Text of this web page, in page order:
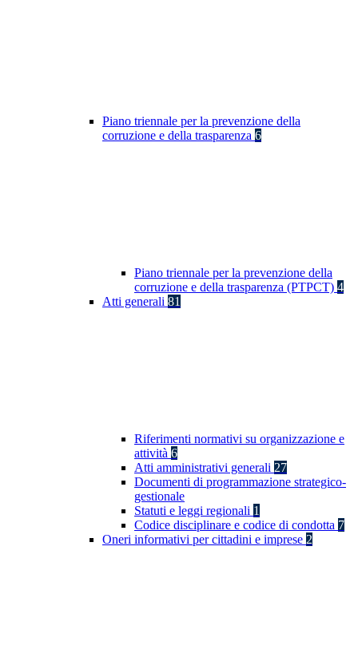
Piano triennale per la prevenzione della
corruzione e della trasparenza 6
Piano triennale per la prevenzione della
corruzione e della trasparenza (PTPCT) 4
Atti generali 81
Riferimenti normativi su organizzazione e
attività 6
Atti amministrativi generali 27
Documenti di programmazione strategico-
gestionale
Statuti e leggi regionali 1
Codice disciplinare e codice di condotta 7
Oneri informativi per cittadini e imprese 2